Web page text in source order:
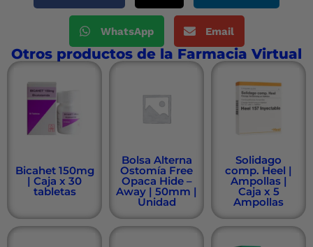
WhatsApp Email
Otros productos de la Farmacia Virtual
Bicahet 150mg
| Caja x 30
tabletas
Bolsa Alterna
Ostomía Free
Opaca Hide –
Away | 50mm |
Unidad
Solidago
comp. Heel |
Ampollas |
Caja x 5
Ampollas